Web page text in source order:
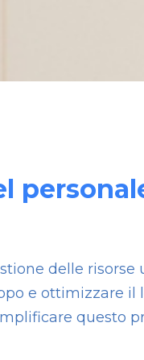
delle
e ottimizzare
questo